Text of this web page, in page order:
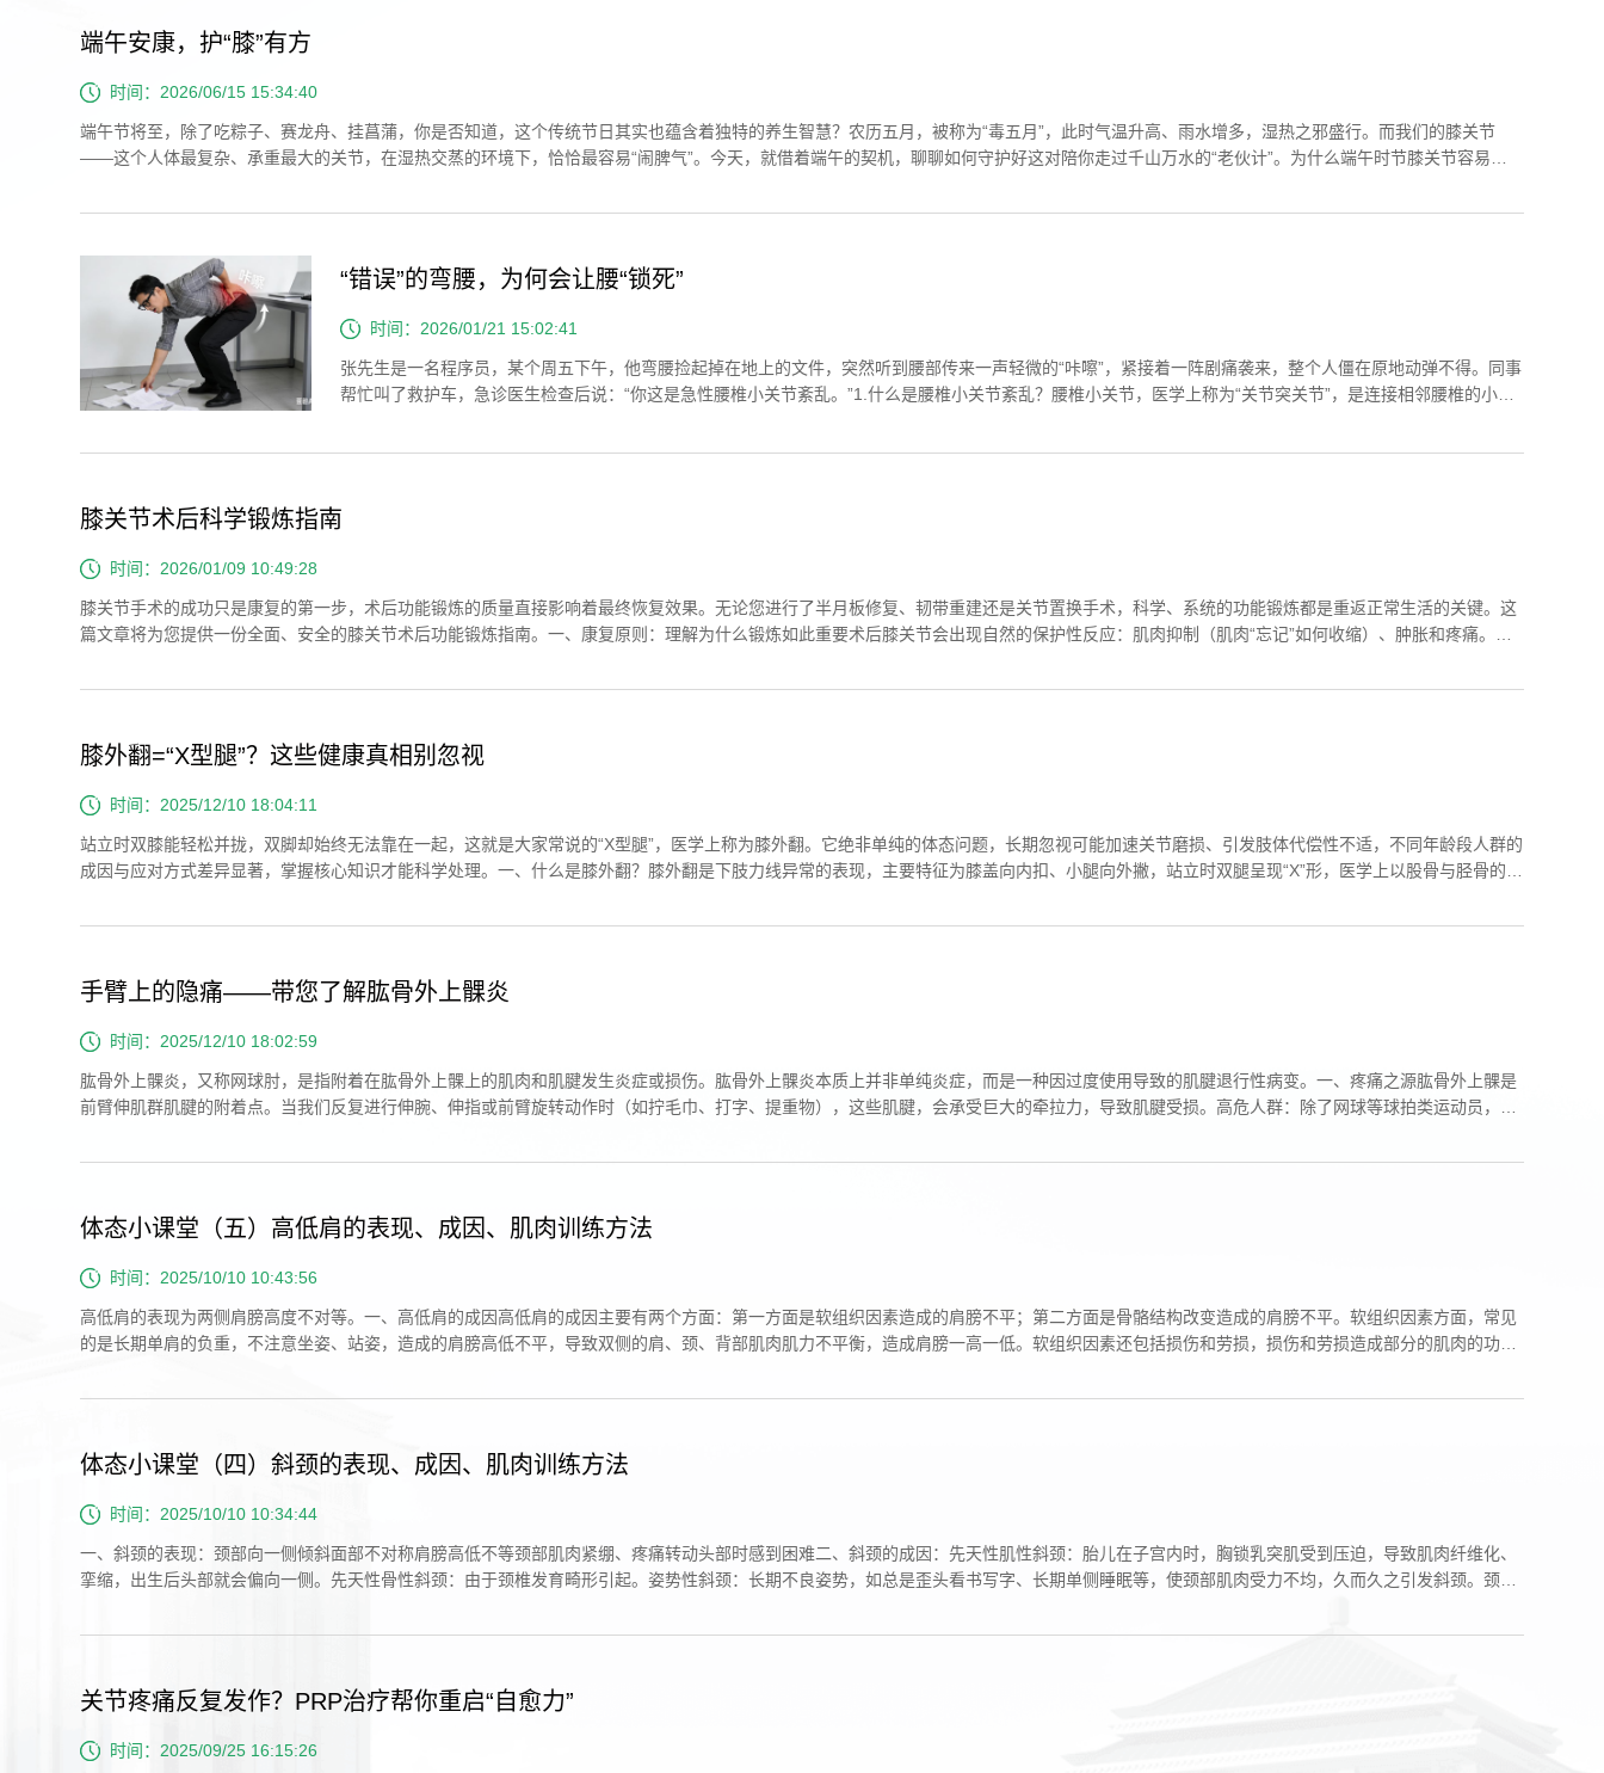
端午安康，护“膝”有方
时间：2026/06/15 15:34:40
端午节将至，除了吃粽子、赛龙舟、挂菖蒲，你是否知道，这个传统节日其实也蕴含着独特的养生智慧？农历五月，被称为“毒五月”，此时气温升高、雨水增多，湿热之邪盛行。而我们的膝关节
——这个人体最复杂、承重最大的关节，在湿热交蒸的环境下，恰恰最容易“闹脾气”。今天，就借着端午的契机，聊聊如何守护好这对陪你走过千山万水的“老伙计”。为什么端午时节膝关节容易不
“错误”的弯腰，为何会让腰“锁死”
时间：2026/01/21 15:02:41
张先生是一名程序员，某个周五下午，他弯腰捡起掉在地上的文件，突然听到腰部传来一声轻微的“咔嚓”，紧接着一阵剧痛袭来，整个人僵在原地动弹不得。同事
帮忙叫了救护车，急诊医生检查后说：“你这是急性腰椎小关节紊乱。”1.什么是腰椎小关节紊乱？腰椎小关节，医学上称为“关节突关节”，是连接相邻腰椎的小关
膝关节术后科学锻炼指南
时间：2026/01/09 10:49:28
膝关节手术的成功只是康复的第一步，术后功能锻炼的质量直接影响着最终恢复效果。无论您进行了半月板修复、韧带重建还是关节置换手术，科学、系统的功能锻炼都是重返正常生活的关键。这
篇文章将为您提供一份全面、安全的膝关节术后功能锻炼指南。一、康复原则：理解为什么锻炼如此重要术后膝关节会出现自然的保护性反应：肌肉抑制（肌肉“忘记”如何收缩）、肿胀和疼痛。如
膝外翻=“X型腿”？这些健康真相别忽视
时间：2025/12/10 18:04:11
站立时双膝能轻松并拢，双脚却始终无法靠在一起，这就是大家常说的“X型腿”，医学上称为膝外翻。它绝非单纯的体态问题，长期忽视可能加速关节磨损、引发肢体代偿性不适，不同年龄段人群的
成因与应对方式差异显著，掌握核心知识才能科学处理。一、什么是膝外翻？膝外翻是下肢力线异常的表现，主要特征为膝盖向内扣、小腿向外撇，站立时双腿呈现“X”形，医学上以股骨与胫骨的夹
手臂上的隐痛——带您了解肱骨外上髁炎
时间：2025/12/10 18:02:59
肱骨外上髁炎，又称网球肘，是指附着在肱骨外上髁上的肌肉和肌腱发生炎症或损伤。肱骨外上髁炎本质上并非单纯炎症，而是一种因过度使用导致的肌腱退行性病变。一、疼痛之源肱骨外上髁是
前臂伸肌群肌腱的附着点。当我们反复进行伸腕、伸指或前臂旋转动作时（如拧毛巾、打字、提重物），这些肌腱，会承受巨大的牵拉力，导致肌腱受损。高危人群：除了网球等球拍类运动员，长
体态小课堂（五）高低肩的表现、成因、肌肉训练方法
时间：2025/10/10 10:43:56
高低肩的表现为两侧肩膀高度不对等。一、高低肩的成因高低肩的成因主要有两个方面：第一方面是软组织因素造成的肩膀不平；第二方面是骨骼结构改变造成的肩膀不平。软组织因素方面，常见
的是长期单肩的负重，不注意坐姿、站姿，造成的肩膀高低不平，导致双侧的肩、颈、背部肌肉肌力不平衡，造成肩膀一高一低。软组织因素还包括损伤和劳损，损伤和劳损造成部分的肌肉的功能
体态小课堂（四）斜颈的表现、成因、肌肉训练方法
时间：2025/10/10 10:34:44
一、斜颈的表现：颈部向一侧倾斜面部不对称肩膀高低不等颈部肌肉紧绷、疼痛转动头部时感到困难二、斜颈的成因：先天性肌性斜颈：胎儿在子宫内时，胸锁乳突肌受到压迫，导致肌肉纤维化、
挛缩，出生后头部就会偏向一侧。先天性骨性斜颈：由于颈椎发育畸形引起。姿势性斜颈：长期不良姿势，如总是歪头看书写字、长期单侧睡眠等，使颈部肌肉受力不均，久而久之引发斜颈。颈部
关节疼痛反复发作？PRP治疗帮你重启“自愈力”
时间：2025/09/25 16:15:26